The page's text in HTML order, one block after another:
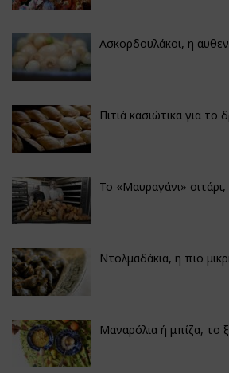
Ασκορδουλάκοι, η
Πιτιά κασιώτικα για το
Το «Μαυραγάνι»
Ντολμαδάκια, η πιο
Μαναρόλια ή μπίζα, το